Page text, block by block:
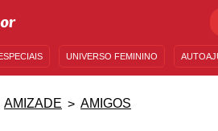
UNIVERSO FEMININO
AMIZADE AMIGOS